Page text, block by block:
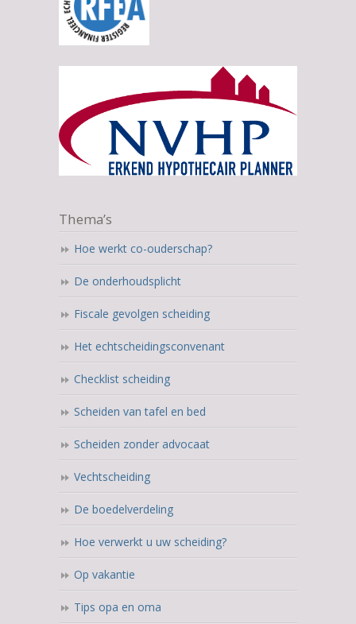
Thema’s
Hoe werkt co-ouderschap?
De onderhoudsplicht
Fiscale gevolgen scheiding
Het echtscheidingsconvenant
Checklist scheiding
Scheiden van tafel en bed
Scheiden zonder advocaat
Vechtscheiding
De boedelverdeling
Hoe verwerkt u uw scheiding?
Op vakantie
Tips opa en oma